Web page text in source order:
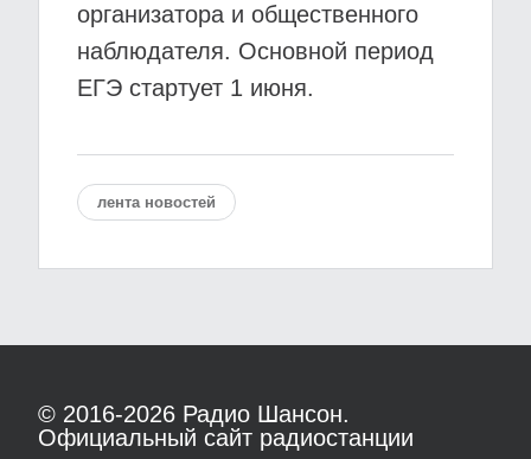
организатора и общественного
наблюдателя. Основной период
ЕГЭ стартует 1 июня.
лента новостей
© 2016-2026 Радио Шансон.
Официальный сайт радиостанции